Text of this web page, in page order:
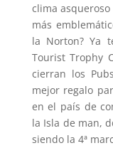
clima
más
la Norton? Ya
Tourist Trophy
cierran los
mejor regalo
en el país de
la Isla de man,
siendo la 4ª